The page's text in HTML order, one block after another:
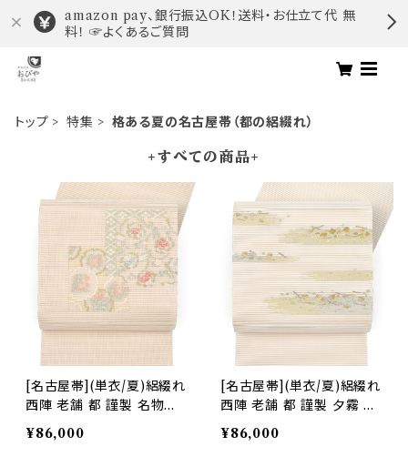
amazon pay、銀行振込OK！送料・お仕立て代 無
料！ ☞よくあるご質問
トップ 特集 格ある夏の名古屋帯（都の絽綴れ）
+すべての商品+
[名古屋帯](単衣/夏)絽綴れ
西陣 老舗 都 謹製 名物裂
八寸帯 正絹 日本製(商品番
号:22372)
¥86,000
[名古屋帯](単衣/夏)絽綴れ
西陣 老舗 都 謹製 夕霧 八
寸帯 正絹 日本製(商品番
号:22371)
¥86,000